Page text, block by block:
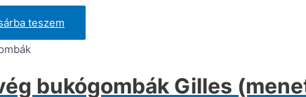
teszem
bukógombák Gilles